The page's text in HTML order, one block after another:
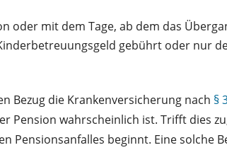
oder mit dem Tage, ab dem das
gebührt oder nur
Bezug die Krankenversicherung nach §
wahrscheinlich ist. Trifft dies
beginnt. Eine solche